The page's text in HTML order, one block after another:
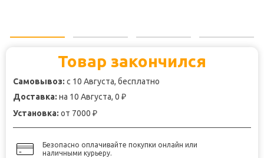
Товар закончился
Самовывоз: с 10 Августа, бесплатно
Доставка: на 10 Августа, 0 ₽
Установка: от 7000 ₽
Безопасно оплачивайте покупки онлайн или
наличными курьеру.